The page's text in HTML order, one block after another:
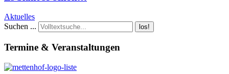
Aktuelles
Suchen ...
los!
Termine & Veranstaltungen